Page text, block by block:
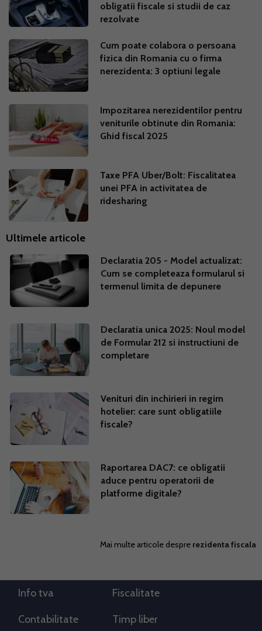
obligatii fiscale si studii de caz
rezolvate
Cum poate colabora o persoana
fizica din Romania cu o firma
nerezidenta: 3 optiuni legale
Impozitarea nerezidentilor pentru
veniturile obtinute din Romania:
Ghid fiscal 2025
Taxe PFA Uber/Bolt: Fiscalitatea
unei PFA in activitatea de
ridesharing
Ultimele articole
Declaratia 205 - Model actualizat:
Cum se completeaza formularul si
termenul limita de depunere
Declaratia unica 2025: Noul model
de Formular 212 si instructiuni de
completare
Venituri din inchirieri in regim
hotelier: care sunt obligatiile
fiscale?
Raportarea DAC7: ce obligatii
aduce pentru operatorii de
platforme digitale?
Mai multe articole despre rezidenta fiscala
Info tva Fiscalitate
Contabilitate Timp liber